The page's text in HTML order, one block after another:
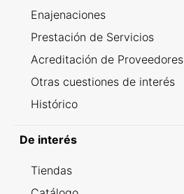
Enajenaciones
Prestación de Servicios
Acreditación de Proveedores
Otras cuestiones de interés
Histórico
De interés
Tiendas